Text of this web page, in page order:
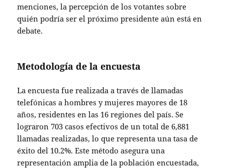
menciones, la percepción de los votantes sobre
quién podría ser el próximo presidente aún está en
debate.
Metodología de la encuesta
La encuesta fue realizada a través de llamadas
telefónicas a hombres y mujeres mayores de 18
años, residentes en las 16 regiones del país. Se
lograron 703 casos efectivos de un total de 6,881
llamadas realizadas, lo que representa una tasa de
éxito del 10.2%. Este método asegura una
representación amplia de la población encuestada,